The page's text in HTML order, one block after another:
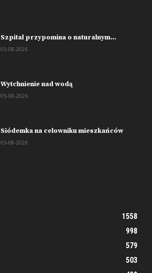
Szpital przypomina o naturalnym...
05-08-2026
Wytchnienie nad wodą
05-08-2026
Siódemka na celowniku mieszkańców
05-08-2026
1558
998
579
503